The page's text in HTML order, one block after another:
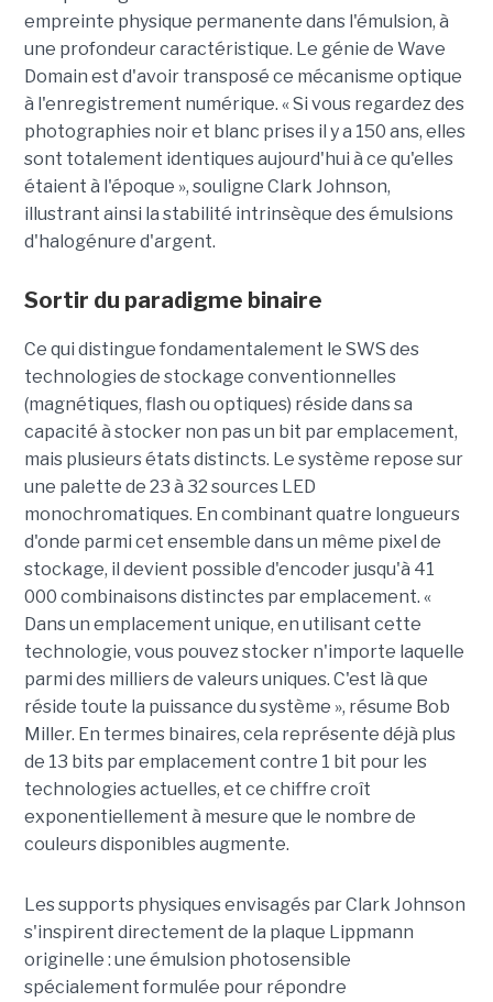
empreinte physique permanente dans l'émulsion, à
une profondeur caractéristique. Le génie de Wave
Domain est d'avoir transposé ce mécanisme optique
à l'enregistrement numérique. « Si vous regardez des
photographies noir et blanc prises il y a 150 ans, elles
sont totalement identiques aujourd'hui à ce qu'elles
étaient à l'époque », souligne Clark Johnson,
illustrant ainsi la stabilité intrinsèque des émulsions
d'halogénure d'argent.
Sortir du paradigme binaire
Ce qui distingue fondamentalement le SWS des
technologies de stockage conventionnelles
(magnétiques, flash ou optiques) réside dans sa
capacité à stocker non pas un bit par emplacement,
mais plusieurs états distincts. Le système repose sur
une palette de 23 à 32 sources LED
monochromatiques. En combinant quatre longueurs
d'onde parmi cet ensemble dans un même pixel de
stockage, il devient possible d'encoder jusqu'à 41
000 combinaisons distinctes par emplacement. «
Dans un emplacement unique, en utilisant cette
technologie, vous pouvez stocker n'importe laquelle
parmi des milliers de valeurs uniques. C'est là que
réside toute la puissance du système », résume Bob
Miller. En termes binaires, cela représente déjà plus
de 13 bits par emplacement contre 1 bit pour les
technologies actuelles, et ce chiffre croît
exponentiellement à mesure que le nombre de
couleurs disponibles augmente.
Les supports physiques envisagés par Clark Johnson
s'inspirent directement de la plaque Lippmann
originelle : une émulsion photosensible
spécialement formulée pour répondre